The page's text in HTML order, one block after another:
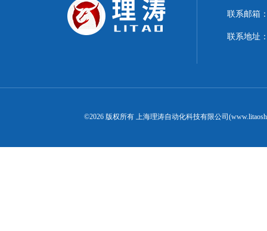
联系邮箱
联系地址
©2026 版权所有 上海理涛自动化科技有限公司